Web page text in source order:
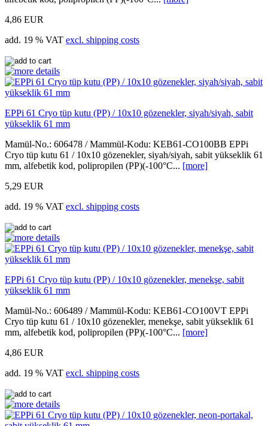
4,86 EUR
add. 19 % VAT excl. shipping costs
EPPi 61 Cryo tüp kutu (PP) / 10x10 gözenekler, siyah/siyah, sabit
yükseklik 61 mm
Mamül-No.: 606478 / Mammül-Kodu: KEB61-CO100BB EPPi
Cryo tüp kutu 61 / 10x10 gözenekler, siyah/siyah, sabit yükseklik 61
mm, alfebetik kod, polipropilen (PP)(-100°C... [more]
5,29 EUR
add. 19 % VAT excl. shipping costs
EPPi 61 Cryo tüp kutu (PP) / 10x10 gözenekler, menekşe, sabit
yükseklik 61 mm
Mamül-No.: 606489 / Mammül-Kodu: KEB61-CO100VT EPPi
Cryo tüp kutu 61 / 10x10 gözenekler, menekşe, sabit yükseklik 61
mm, alfebetik kod, polipropilen (PP)(-100°C... [more]
4,86 EUR
add. 19 % VAT excl. shipping costs